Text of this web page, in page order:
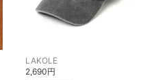
LAKOLE
2,690円